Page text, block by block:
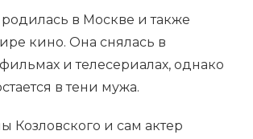
в Москве и также
кино. Она снялась в
и телесериалах, однако
в тени мужа.
Козловского и сам актер